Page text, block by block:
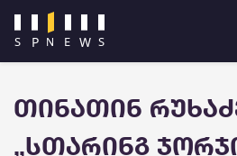
თინათინ
„სთარინგ